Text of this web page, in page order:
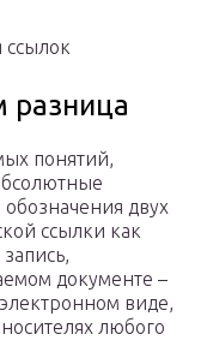
разница
понятий,
двух
ссылки как
документе –
виде,
любого